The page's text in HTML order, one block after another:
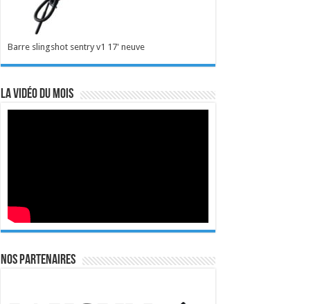
Barre slingshot sentry v1 17' neuve
La vidéo du mois
Nos Partenaires